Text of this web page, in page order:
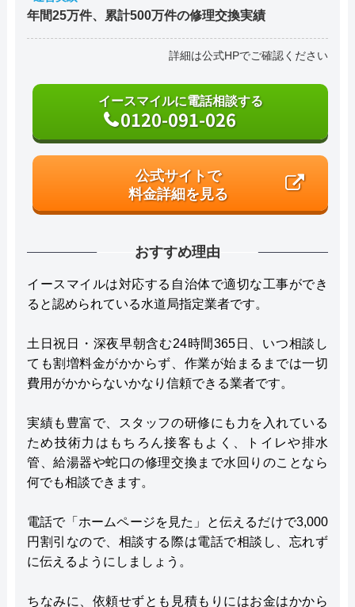
年間25万件、累計500万件の修理交換実績
詳細は公式HPでご確認ください
イースマイルに電話相談する
0120-091-026
公式サイトで
料金詳細を見る
おすすめ理由
イースマイルは対応する自治体で適切な工事ができ
ると認められている水道局指定業者です。
土日祝日・深夜早朝含む24時間365日、いつ相談し
ても割増料金がかからず、作業が始まるまでは一切
費用がかからないかなり信頼できる業者です。
実績も豊富で、スタッフの研修にも力を入れている
ため技術力はもちろん接客もよく、トイレや排水
管、給湯器や蛇口の修理交換まで水回りのことなら
何でも相談できます。
電話で「ホームページを見た」と伝えるだけで3,000
円割引なので、相談する際は電話で相談し、忘れず
に伝えるようにしましょう。
ちなみに、依頼せずとも見積もりにはお金はかから